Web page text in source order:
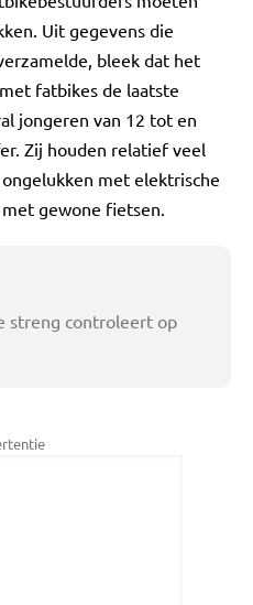
Uit gegevens die
bleek dat het
fatbikes de laatste
jongeren van 12 tot en
Zij houden relatief veel
met elektrische
gewone fietsen.
streng controleert op